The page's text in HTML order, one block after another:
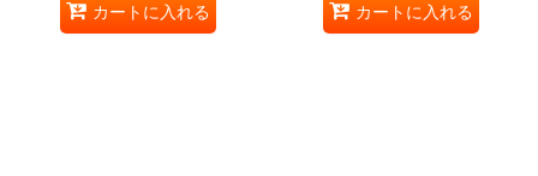
カートに入れる カートに入れる